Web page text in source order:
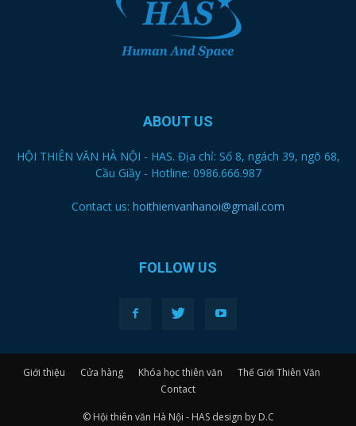
ABOUT US
HỘI THIÊN VĂN HÀ NỘI - HAS. Địa chỉ: Số 8, ngách 39, ngõ 68,
Cầu Giầy - Hotline: 0986.666.987
Contact us: hoithienvanhanoi@gmail.com
FOLLOW US
Giới thiệu Cửa hàng Khóa học thiên văn
Thế Giới Thiên Văn
Contact
© Hội thiên văn Hà Nội - HAS design by D.C